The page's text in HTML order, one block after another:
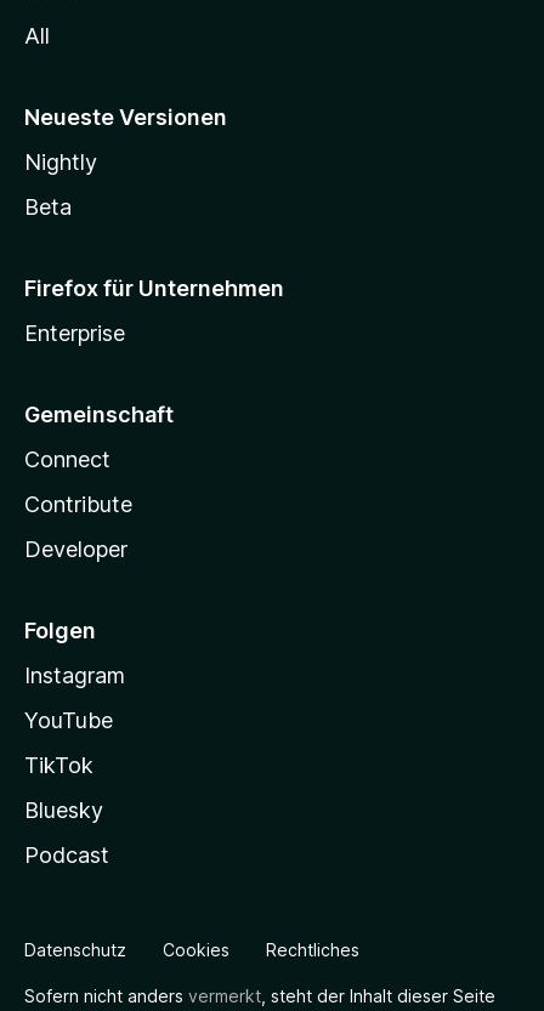
All
Neueste Versionen
Nightly
Beta
Firefox für Unternehmen
Enterprise
Gemeinschaft
Connect
Contribute
Developer
Folgen
Instagram
YouTube
TikTok
Bluesky
Podcast
Datenschutz Cookies Rechtliches
Sofern nicht anders vermerkt , steht der Inhalt dieser Seite